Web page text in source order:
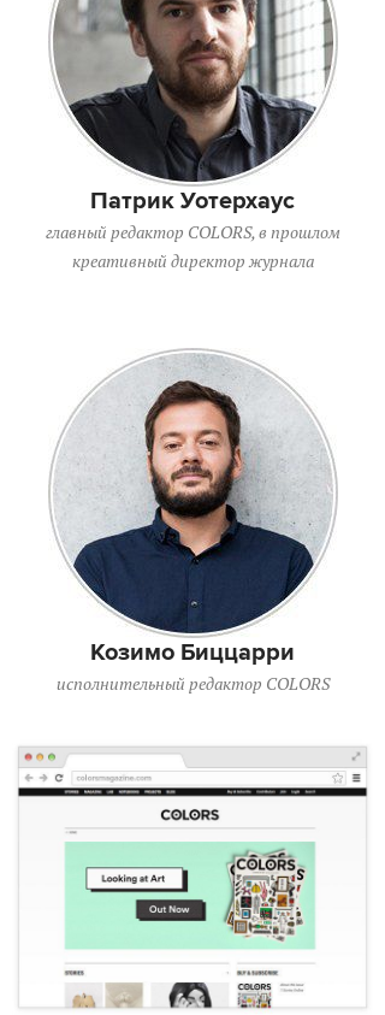
Патрик Уотерхаус
главный редактор COLORS, в прошлом
креативный директор журнала
Козимо Биццарри
исполнительный редактор COLORS